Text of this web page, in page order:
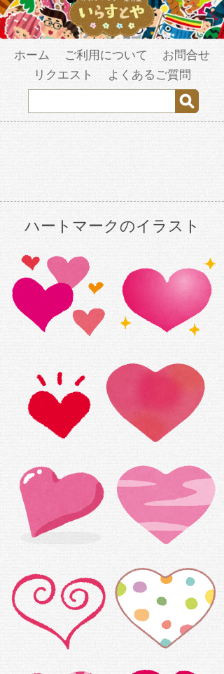
ホーム ご利用について
お問合せ
リクエスト
よくあるご質問
ハートマークのイラスト